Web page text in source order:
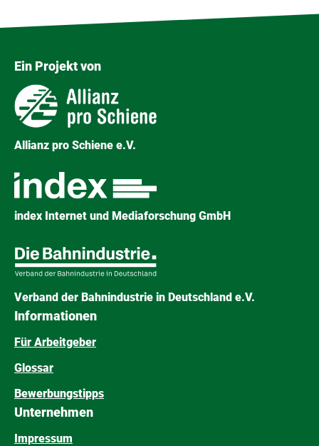
Ein Projekt von
Allianz pro Schiene e.V.
index Internet und Mediaforschung GmbH
Verband der Bahnindustrie in Deutschland e.V.
Informationen
Für Arbeitgeber
Glossar
Bewerbungstipps
Unternehmen
Impressum